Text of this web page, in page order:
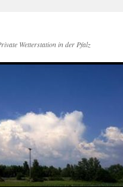
Wetterstation in der Pfalz